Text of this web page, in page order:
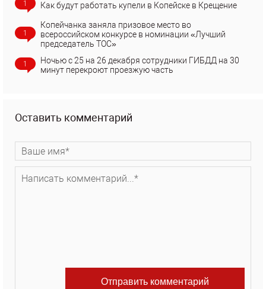
1 Как будут работать купели в Копейске в Крещение
1
Копейчанка заняла призовое место во
всероссийском конкурсе в номинации «Лучший
председатель ТОС»
1
Ночью с 25 на 26 декабря сотрудники ГИБДД на 30
минут перекроют проезжую часть
Оставить комментарий